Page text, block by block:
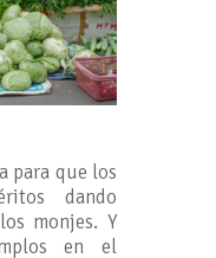
para que los
dando
monjes. Y
en el